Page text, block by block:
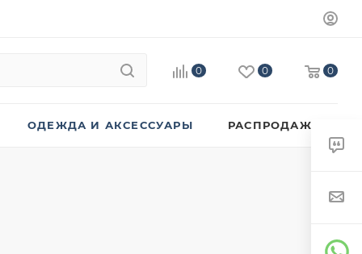
0 0 0
ОДЕЖДА И АКСЕССУАРЫ РАСПРОДАЖА